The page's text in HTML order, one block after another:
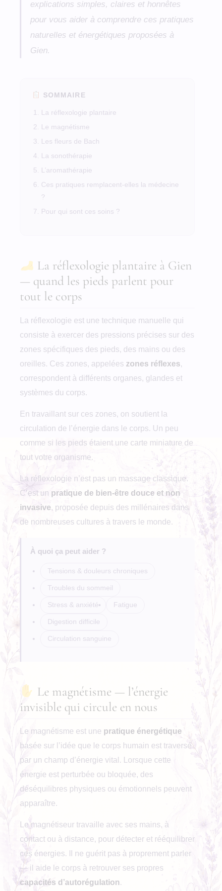
explications simples, claires et honnêtes
pour vous aider à comprendre ces pratiques
naturelles et énergétiques proposées à
Gien.
SOMMAIRE
La réflexologie plantaire
Le magnétisme
Les fleurs de Bach
La sonothérapie
L’aromathérapie
Ces pratiques remplacent-elles la médecine
?
Pour qui sont ces soins ?
La réflexologie plantaire à Gien
— quand les pieds parlent pour
tout le corps
La réflexologie est une technique manuelle qui
consiste à exercer des pressions précises sur des
zones spécifiques des pieds, des mains ou des
oreilles. Ces zones, appelées zones réflexes,
correspondent à différents organes, glandes et
systèmes du corps.
En travaillant sur ces zones, on soutient la
circulation de l’énergie dans le corps. Un peu
comme si les pieds étaient une carte miniature de
tout votre organisme.
La réflexologie n’est pas un massage classique.
C’est un pratique de bien-être douce et non
invasive, proposée depuis des millénaires dans
de nombreuses cultures à travers le monde.
À quoi ça peut aider ?
Tensions & douleurs chroniques
Troubles du sommeil
Stress & anxiété Fatigue
Digestion difficile
Circulation sanguine
Le magnétisme — l’énergie
invisible qui circule en nous
Le magnétisme est une pratique énergétique
basée sur l’idée que le corps humain est traversé
par un champ d’énergie vital. Lorsque cette
énergie est perturbée ou bloquée, des
déséquilibres physiques ou émotionnels peuvent
apparaître.
Le magnétiseur travaille avec ses mains, à
contact ou à distance, pour détecter et rééquilibrer
ces énergies. Il ne guérit pas à proprement parler
— il aide le corps à retrouver ses propres
capacités d’autorégulation.